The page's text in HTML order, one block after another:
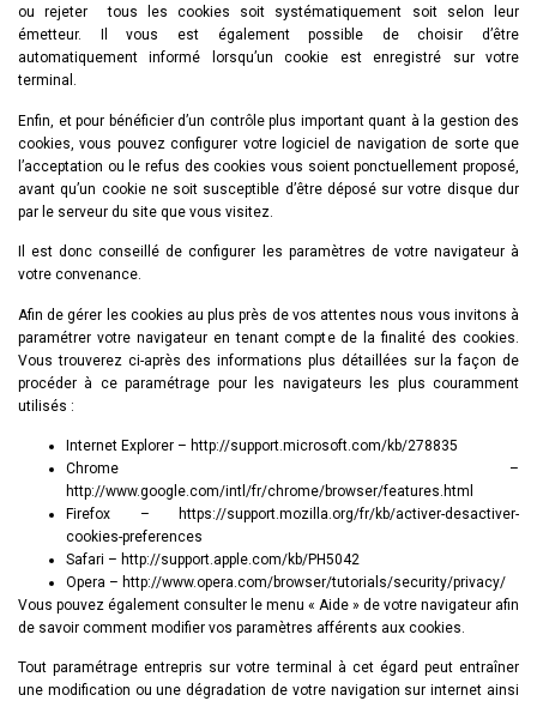
ou rejeter
tous les cookies soit systématiquement soit selon leur
émetteur. Il vous est également possible de choisir d’être
automatiquement informé lorsqu’un cookie est enregistré sur votre
terminal.
Enfin, et pour bénéficier d’un contrôle plus important quant à la gestion des
cookies, vous pouvez configurer votre logiciel de navigation de sorte que
l’acceptation ou le refus des cookies vous soient ponctuellement proposé,
avant qu’un cookie ne soit susceptible d’être déposé sur votre disque dur
par le serveur du site que vous visitez.
Il est donc conseillé de configurer les paramètres de votre navigateur à
votre convenance.
Afin de gérer les cookies au plus près de vos attentes nous vous invitons à
paramétrer votre navigateur en tenant compte de la finalité des cookies.
Vous trouverez ci-après des informations plus détaillées sur la façon de
procéder à ce paramétrage pour les navigateurs les plus couramment
utilisés :
Internet Explorer – http://support.microsoft.com/kb/278835
Chrome –
http://www.google.com/intl/fr/chrome/browser/features.html
Firefox – https://support.mozilla.org/fr/kb/activer-desactiver-
cookies-preferences
Safari – http://support.apple.com/kb/PH5042
Opera – http://www.opera.com/browser/tutorials/security/privacy/
Vous pouvez également consulter le menu « Aide » de votre navigateur afin
de savoir comment modifier vos paramètres afférents aux cookies.
Tout paramétrage entrepris sur votre terminal à cet égard peut entraîner
une modification ou une dégradation de votre navigation sur internet ainsi